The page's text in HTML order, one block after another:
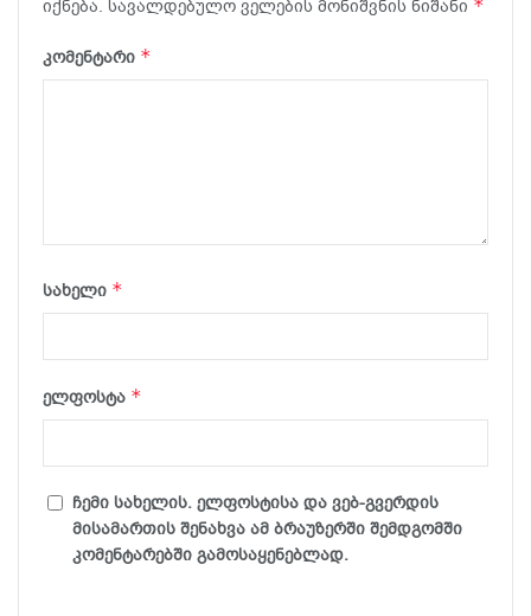
იქნება. სავალდებულო ველების მონიშვნის ნიშანი *
კომენტარი *
სახელი *
ელფოსტა *
ჩემი სახელის. ელფოსტისა და ვებ-გვერდის
მისამართის შენახვა ამ ბრაუზერში შემდგომში
კომენტარებში გამოსაყენებლად.